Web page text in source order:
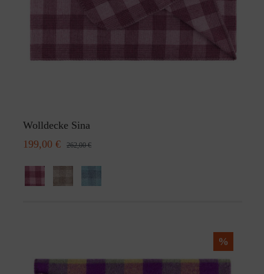
Wolldecke Sina
199,00 €
262,00 €
%